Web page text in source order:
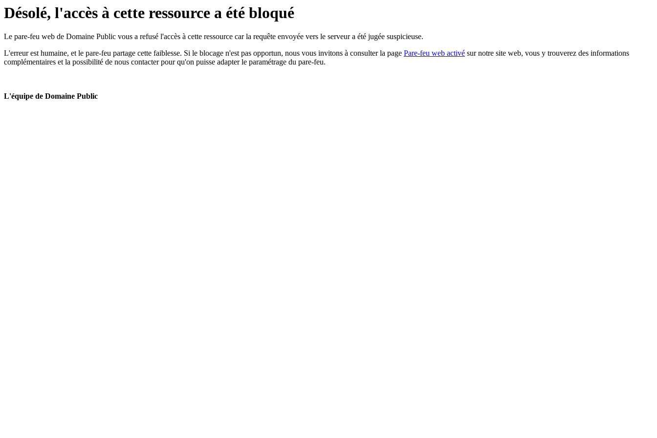
Désolé, l'accès à cette ressource a été bloqué
Le pare-feu web de Domaine Public vous a refusé l'accès à cette ressource car la requête envoyée vers le serveur a été jugée suspicieuse.
L'erreur est humaine, et le pare-feu partage cette faiblesse. Si le blocage n'est pas opportun, nous vous invitons à consulter la page Pare-feu web activé sur notre site web, vous y trouverez des informations
complémentaires et la possibilité de nous contacter pour qu'on puisse adapter le paramétrage du pare-feu.
L'équipe de Domaine Public